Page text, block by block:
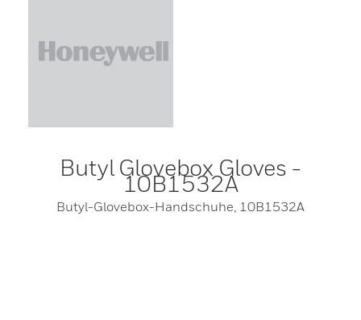
Butyl Glovebox Gloves -
10B1532A
Butyl-Glovebox-Handschuhe, 10B1532A